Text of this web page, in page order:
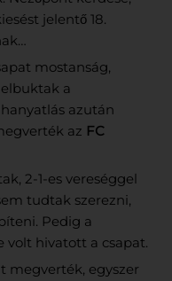
jelentő 18.
mostanság,
a
azután
az FC
2-1-es vereséggel
tudtak szerezni,
Pedig a
volt hivatott a csapat.
megverték, egyszer